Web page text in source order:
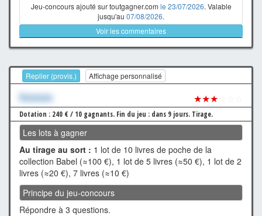
Jeu-concours ajouté sur toutgagner.com le 23/07/2026. Valable
jusqu'au 07/08/2026.
Voir les commentaires
Replier (provis.) Affichage personnalisé
Xxxxxxx ★★★
Dotation : 240 € / 10 gagnants. Fin du jeu : dans 9 jours. Tirage.
Les lots à gagner
Au tirage au sort : 1 lot de 10 livres de poche de la
collection Babel (≈100 €), 1 lot de 5 livres (≈50 €), 1 lot de 2
livres (≈20 €), 7 livres (≈10 €)
Principe du jeu-concours
Répondre à 3 questions.